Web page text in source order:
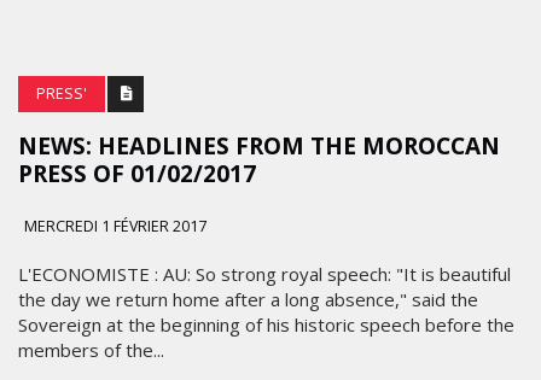
PRESS'
NEWS: HEADLINES FROM THE MOROCCAN
PRESS OF 01/02/2017
MERCREDI 1 FÉVRIER 2017
L'ECONOMISTE : AU: So strong royal speech: "It is beautiful
the day we return home after a long absence," said the
Sovereign at the beginning of his historic speech before the
members of the...